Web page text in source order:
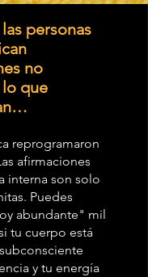
personas
no
que
reprogramaron
afirmaciones
interna son solo
Puedes
abundante" mil
tu cuerpo está
y tu energía